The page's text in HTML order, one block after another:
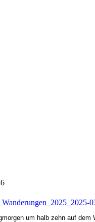
um halb zehn auf dem